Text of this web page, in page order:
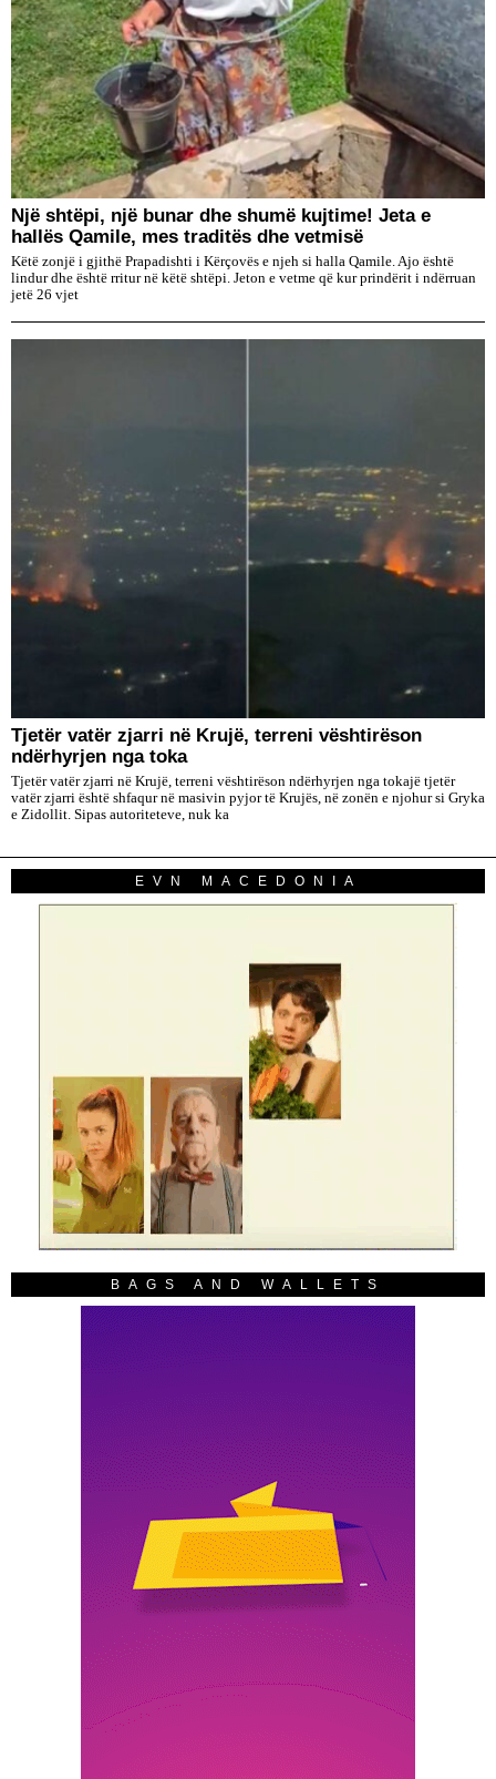
Një shtëpi, një bunar dhe shumë kujtime! Jeta e
hallës Qamile, mes traditës dhe vetmisë
Këtë zonjë i gjithë Prapadishti i Kërçovës e njeh si halla Qamile. Ajo është
lindur dhe është rritur në këtë shtëpi. Jeton e vetme që kur prindërit i ndërruan
jetë 26 vjet
​Tjetër vatër zjarri në Krujë, terreni vështirëson
ndërhyrjen nga toka
Tjetër vatër zjarri në Krujë, terreni vështirëson ndërhyrjen nga tokajë tjetër
vatër zjarri është shfaqur në masivin pyjor të Krujës, në zonën e njohur si Gryka
e Zidollit. Sipas autoriteteve, nuk ka
EVN MACEDONIA
BAGS AND WALLETS